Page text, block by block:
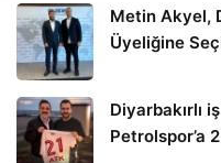
Metin Akyel,
Üyeliğine
Diyarbakırlı
Petrolspor’a